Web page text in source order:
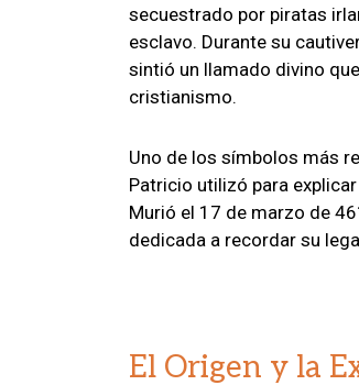
secuestrado por piratas
esclavo. Durante su
sintió un llamado divino
cristianismo.
Uno de los símbolos más
Patricio utilizó para
Murió el 17 de marzo de
dedicada a recordar su
El Origen y la